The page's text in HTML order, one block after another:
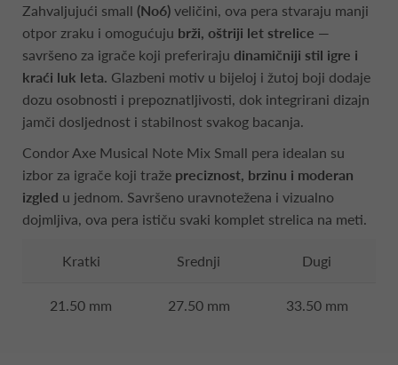
Zahvaljujući small (No6) veličini, ova pera stvaraju manji
otpor zraku i omogućuju brži, oštriji let strelice —
savršeno za igrače koji preferiraju dinamičniji stil igre i
kraći luk leta. Glazbeni motiv u bijeloj i žutoj boji dodaje
dozu osobnosti i prepoznatljivosti, dok integrirani dizajn
jamči dosljednost i stabilnost svakog bacanja.
Condor Axe Musical Note Mix Small pera idealan su
izbor za igrače koji traže preciznost, brzinu i moderan
izgled u jednom. Savršeno uravnotežena i vizualno
dojmljiva, ova pera ističu svaki komplet strelica na meti.
Kratki Srednji Dugi
21.50 mm 27.50 mm 33.50 mm